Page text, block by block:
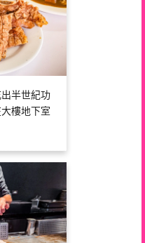
半世紀功
樓地下室